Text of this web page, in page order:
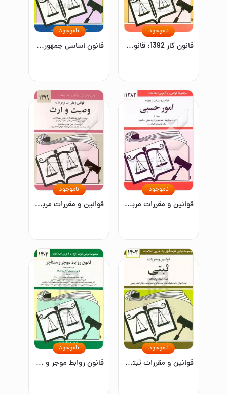
قانون کار 1392: قانون بیمه بیکاری همراه با تصویب‌نامه‌ها، آئین‌نامه‌ها، بخشنامه‌ها، دستورالعمل‌ها، طبقه‌بندی مشاغل، پاداش افزایش تولید، مزد و پاداش، شوراها
ناموجود
قانون اساسی جمهوری اسلامی ایران: مصوب 1358، اصلاحات و تغییرات و تتمیم قانون اساسی مصوب 1368، قانون مدنی: جلد اول - جلد دوم - جلد سوم با آخرین اصلاحیه‌
ناموجود
قوانین و مقررات مربوط به امور حسبی همراه با آراء وحدت رویه نظر مشورتی اداره دادگستری نظریات شورای نگهبان و ...
ناموجود
قوانین و مقررات مربوط به وصیت و ارث: وصیت - انواع وصیتنامه - ارث - جدول سهم‌الارث - امور حسبی - انحصار وراثت - مالیات بر ارث و ...
ناموجود
قوانین و مقررات ثبتی: ثبت اسناد و املاک - ثبت احوال - ثبت شرکت‌ها - ثبت اختراعات، طرح‌های صنعتی و علائم تجاری - دفاتر اسناد رسمی ...
ناموجود
قانون روابط موجر و مستاجر: مصوب ۱۳۷۶/۵/۲۶ لازم‌الاجرا از اول مهرماه ۱۳۷۶، قانون روابط موجر و مستاجر مصوب ...
ناموجود